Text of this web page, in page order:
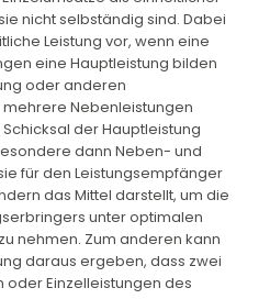
nicht selbständig sind. Dabei
Leistung vor, wenn eine
eine Hauptleistung bilden
oder anderen
Nebenleistungen
der Hauptleistung
dann Neben- und
für den Leistungsempfänger
das Mittel darstellt, um die
unter optimalen
nehmen. Zum anderen kann
daraus ergeben, dass zwei
Einzelleistungen des